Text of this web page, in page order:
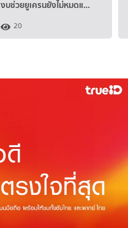
งบช่วยยูเครนยังไม่หมดแ…
20